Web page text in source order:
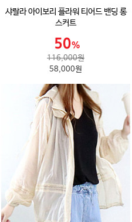
샤랄라 아이보리 플라워 티어드 밴딩 롱
스커트
116,000원
58,000원